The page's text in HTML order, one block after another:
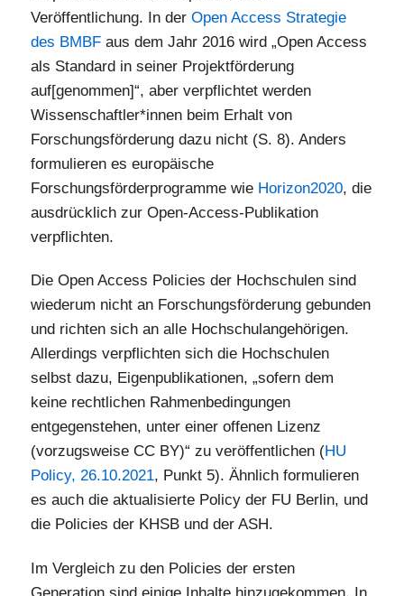
Veröffentlichung. In derOpen Access Strategie
des BMBF aus dem Jahr 2016 wird „Open Access
als Standard in seiner Projektförderung
auf[genommen]“, aber verpflichtet werden
Wissenschaftler*innen beim Erhalt von
Forschungsförderung dazu nicht (S. 8). Anders
formulieren es europäische
Forschungsförderprogramme wie Horizon2020, die
ausdrücklich zur Open-Access-Publikation
verpflichten.
Die Open Access Policies der Hochschulen sind
wiederum nicht an Forschungsförderung gebunden
und richten sich an alle Hochschulangehörigen.
Allerdings verpflichten sich die Hochschulen
selbst dazu, Eigenpublikationen, „sofern dem
keine rechtlichen Rahmenbedingungen
entgegenstehen, unter einer offenen Lizenz
(vorzugsweise CC BY)“ zu veröffentlichen (HU
Policy, 26.10.2021, Punkt 5). Ähnlich formulieren
es auch die aktualisierte Policy der FU Berlin, und
die Policies der KHSB und der ASH.
Im Vergleich zu den Policies der ersten
Generation sind einige Inhalte hinzugekommen. In